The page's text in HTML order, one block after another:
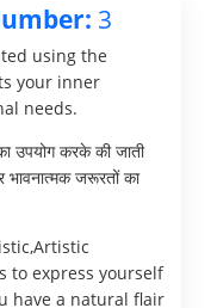
3
using the
your inner
needs.
उपयोग करके की जाती
जरूरतों का
to express yourself
have a natural flair